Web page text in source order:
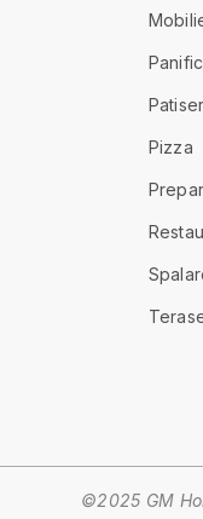
Pizza
©2025 GM